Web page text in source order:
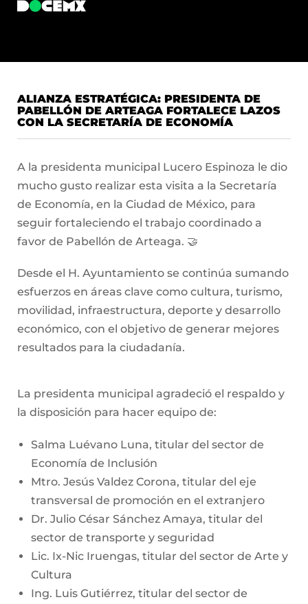
ALIANZA ESTRATÉGICA: PRESIDENTA DE
PABELLÓN DE ARTEAGA FORTALECE LAZOS
CON LA SECRETARÍA DE ECONOMÍA
A la presidenta municipal Lucero Espinoza le dio
mucho gusto realizar esta visita a la Secretaría
de Economía, en la Ciudad de México, para
seguir fortaleciendo el trabajo coordinado a
favor de Pabellón de Arteaga. 🤝
Desde el H. Ayuntamiento se continúa sumando
esfuerzos en áreas clave como cultura, turismo,
movilidad, infraestructura, deporte y desarrollo
económico, con el objetivo de generar mejores
resultados para la ciudadanía.
La presidenta municipal agradeció el respaldo y
la disposición para hacer equipo de:
Salma Luévano Luna, titular del sector de
Economía de Inclusión
Mtro. Jesús Valdez Corona, titular del eje
transversal de promoción en el extranjero
Dr. Julio César Sánchez Amaya, titular del
sector de transporte y seguridad
Lic. Ix-Nic Iruengas, titular del sector de Arte y
Cultura
Ing. Luis Gutiérrez, titular del sector de